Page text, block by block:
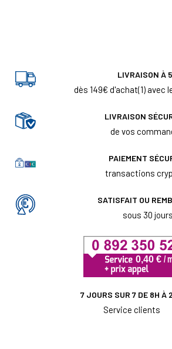
LIVRAISON À
dès 149€ d'achat(1) avec
LIVRAISON
de vos
PAIEMENT
transactions
SATISFAIT OU
sous 30 jours
7 JOURS SUR 7 DE 8H À
Service clients